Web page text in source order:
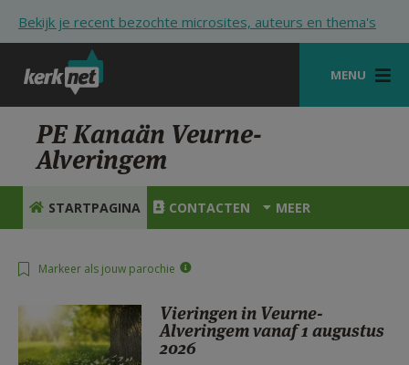
Bekijk je recent bezochte microsites, auteurs en thema's
MENU
STARTPAGINA
KERK
VIERINGEN
ZOEKEN
HULP
STARTPAGINA PORTAAL
PE Kanaän Veurne-
Alveringem
STARTPAGINA CONTACTEN MEER
Markeer als jouw parochie
Vieringen in Veurne-
Alveringem vanaf 1 augustus
2026